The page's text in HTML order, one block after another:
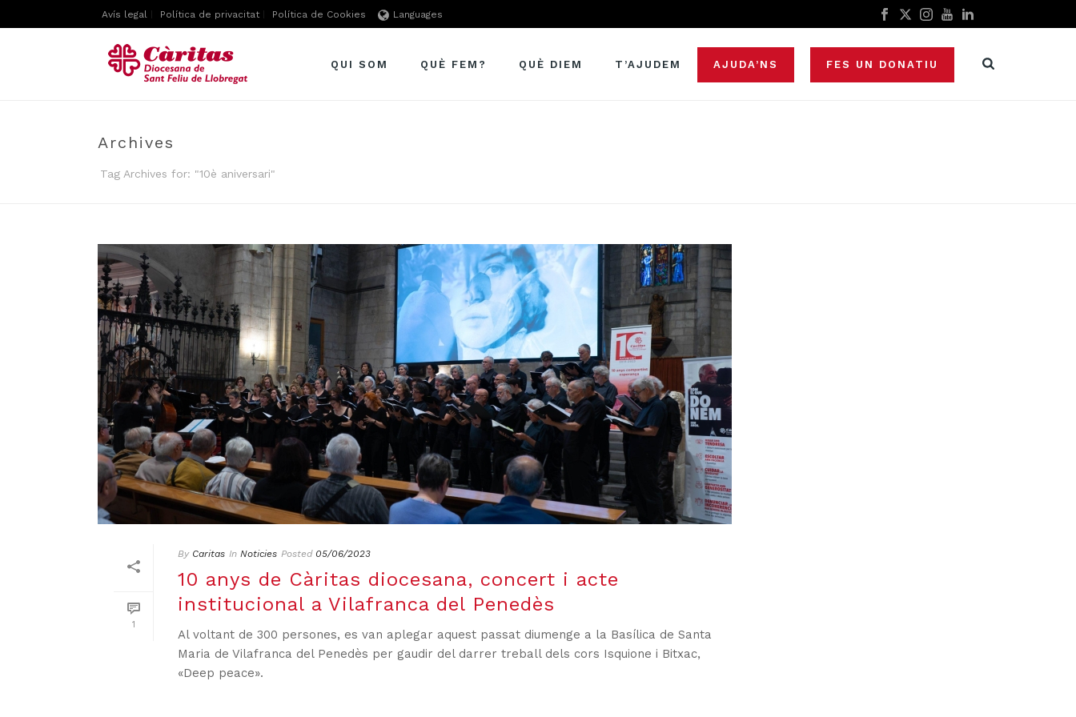
Avís legal Política de privacitat Política de Cookies Languages
QUI SOM QUÈ FEM? QUÈ DIEM T’AJUDEM AJUDA’NS FES UN DONATIU
Archives
Tag Archives for: "10è aniversari"
1
By Caritas In Noticies Posted 05/06/2023
10 anys de Càritas diocesana, concert i acte
institucional a Vilafranca del Penedès
Al voltant de 300 persones, es van aplegar aquest passat diumenge a la Basílica de Santa
Maria de Vilafranca del Penedès per gaudir del darrer treball dels cors Isquione i Bitxac,
«Deep peace».